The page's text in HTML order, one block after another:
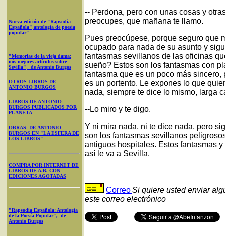
Nueva edición de "Rapsodia
Española",antología de poesía
popular"
"Memorias de la vieja dama:
mis mejores artículos sobre
Sevilla", de Antonio Burgos
OTROS LIBROS DE
ANTONIO BURGOS
LIBROS DE ANTONIO
BURGOS PUBLICADOS POR
PLANETA
OBRAS DE ANTONIO
BURGOS EN "LA ESFERA DE
LOS LIBROS"
COMPRA POR INTERNET DE
LIBROS DE A.B. CON
EDICIONES AGOTADAS
"Rapsodia Española: Antología
de la Poesía Popular", de
Antonio Burgos
-- Perdona, pero con unas cosas y
preocupes, que mañana te llamo.
Pues preocúpese, porque seguro que
ocupado para nada de su asunto y
fantasmas sevillanos de las oficinas
sueño? Estos son los fantasmas con
fantasma que es un poco más
es un portento. Le expones lo que
nada, siempre te dice lo mismo, larga
--Lo miro y te digo.
Y ni mira nada, ni te dice nada, pero
son los fantasmas sevillanos
antiguos hospitales. Estos fantasmas
así le va a Sevilla.
CorreoSi quiere usted enviar
este correo electrónico